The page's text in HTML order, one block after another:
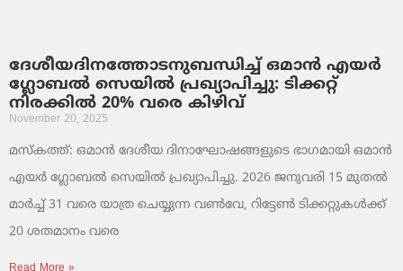
ദേശീയദിനത്തോടനുബന്ധിച്ച് ഒമാൻ എയർ
ഗ്ലോബൽ സെയിൽ പ്രഖ്യാപിച്ചു: ടിക്കറ്റ്
നിരക്കിൽ 20% വരെ കിഴിവ്
November 20, 2025
മസ്‌കത്ത്: ഒമാൻ ദേശീയ ദിനാഘോഷങ്ങളുടെ ഭാഗമായി ഒമാൻ
എയർ ഗ്ലോബൽ സെയിൽ പ്രഖ്യാപിച്ചു. 2026 ജനുവരി 15 മുതൽ
മാർച്ച് 31 വരെ യാത്ര ചെയ്യുന്ന വൺവേ, റിട്ടേൺ ടിക്കറ്റുകൾക്ക്
20 ശതമാനം വരെ